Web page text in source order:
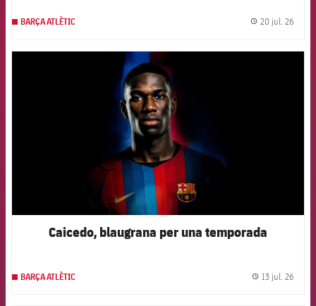
BARÇA ATLÈTIC 20 jul. 26
Caicedo, blaugrana per una temporada
BARÇA ATLÈTIC 13 jul. 26